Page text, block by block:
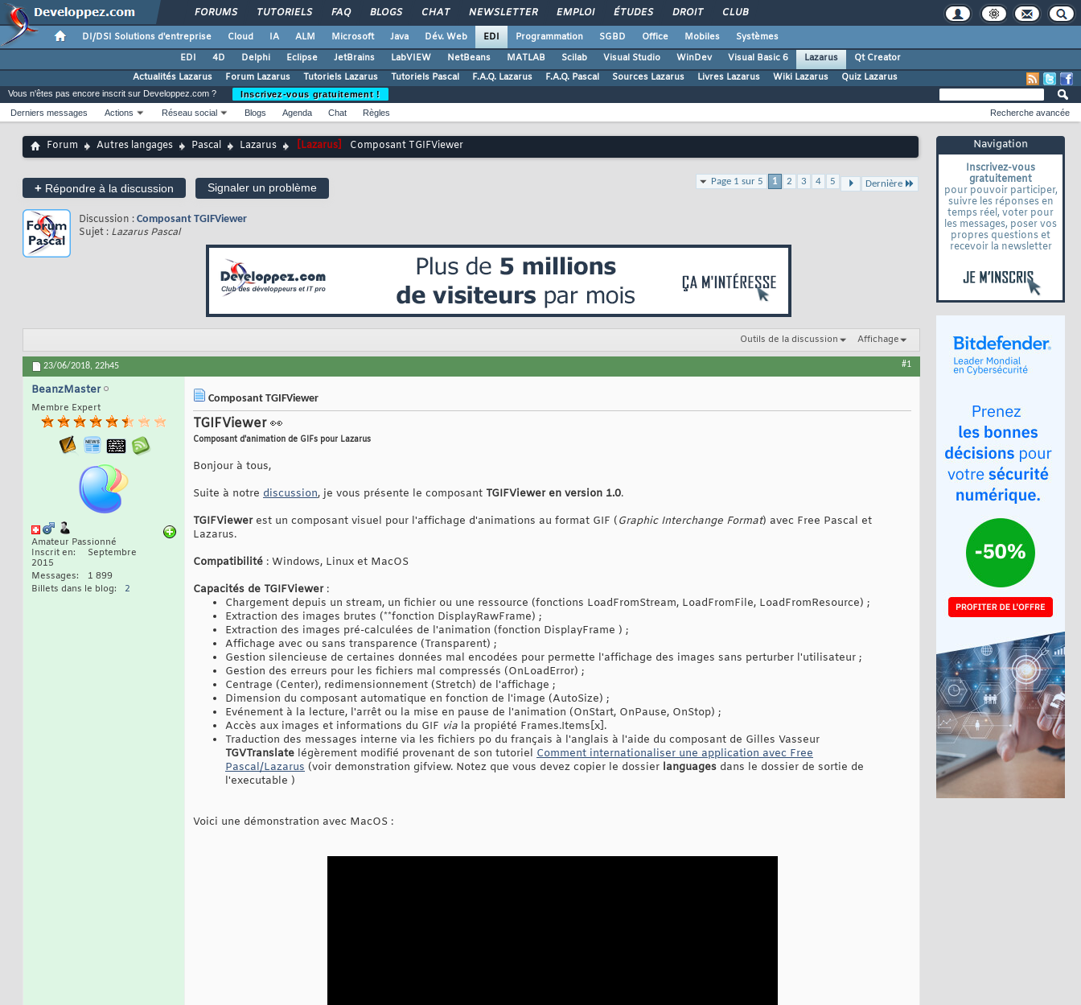
FORUMS TUTORIELS FAQ BLOGS CHAT NEWSLETTER EMPLOI ÉTUDES DROIT CLUB
DI/DSI Solutions d'entreprise Cloud IA ALM Microsoft Java Dév. Web EDI Programmation SGBD Office Mobiles
Systèmes
EDI
4D Delphi Eclipse JetBrains LabVIEW NetBeans MATLAB Scilab Visual Studio WinDev Visual Basic 6 Lazarus
Qt Creator
Actualités Lazarus
Forum Lazarus Tutoriels Lazarus Tutoriels Pascal F.A.Q. Lazarus F.A.Q. Pascal Sources Lazarus Livres Lazarus Wiki Lazarus Quiz Lazarus
Navigation
Inscrivez-vous
gratuitement
pour pouvoir participer,
suivre les réponses en
temps réel, voter pour
les messages, poser vos
propres questions et
recevoir la newsletter
Vous n'êtes pas encore inscrit sur Developpez.com ?
Inscrivez-vous gratuitement !
Derniers messages
Actions Réseau social Blogs Agenda Chat Règles Recherche avancée
Forum Autres langages Pascal Lazarus [Lazarus] Composant TGIFViewer
+ Répondre à la discussion Signaler un problème Page 1 sur 5 1 2 3 4 5 Dernière
Discussion : Composant TGIFViewer
Sujet : Lazarus Pascal
Outils de la discussion Affichage
23/06/2018, 22h45 #1
BeanzMaster
Membre Expert
Amateur Passionné
Inscrit en
Septembre
2015
Messages
1 899
Billets dans le blog
2
Composant TGIFViewer
TGIFViewer👀
Composant d'animation de GIFs pour Lazarus
Bonjour à tous,
Suite à notre discussion, je vous présente le composant TGIFViewer en version 1.0.
TGIFViewerest un composant visuel pour l'affichage d'animations au format GIF (Graphic Interchange Format) avec Free Pascal et
Lazarus.
Compatibilité : Windows, Linux et MacOS
Capacités de TGIFViewer:
Chargement depuis un stream, un fichier ou une ressource (fonctions LoadFromStream, LoadFromFile, LoadFromResource) ;
Extraction des images brutes (**fonction DisplayRawFrame) ;
Extraction des images pré-calculées de l'animation (fonction DisplayFrame ) ;
Affichage avec ou sans transparence (Transparent) ;
Gestion silencieuse de certaines données mal encodées pour permette l'affichage des images sans perturber l'utilisateur ;
Gestion des erreurs pour les fichiers mal compressés (OnLoadError) ;
Centrage (Center), redimensionnement (Stretch) de l'affichage ;
Dimension du composant automatique en fonction de l'image (AutoSize) ;
Evénement à la lecture, l'arrêt ou la mise en pause de l'animation (OnStart, OnPause, OnStop) ;
Accès aux images et informations du GIF via la propiété Frames.Items[x].
Traduction des messages interne via les fichiers po du français à l'anglais à l'aide du composant de Gilles Vasseur
TGVTranslate légèrement modifié provenant de son tutoriel Comment internationaliser une application avec Free
Pascal/Lazarus (voir demonstration gifview. Notez que vous devez copier le dossier languages dans le dossier de sortie de
l'executable )
Voici une démonstration avec MacOS :